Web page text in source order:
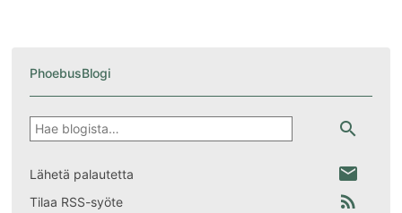
PhoebusBlogi
Hae
search
Lähetä palautetta email
Tilaa RSS-syöte rss_feed